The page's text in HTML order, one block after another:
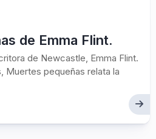
de Emma Flint.
de Newcastle, Emma Flint.
Muertes pequeñas relata la